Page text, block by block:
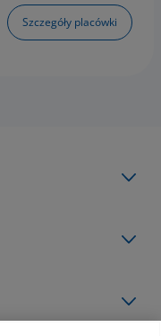
Szczegóły placówki